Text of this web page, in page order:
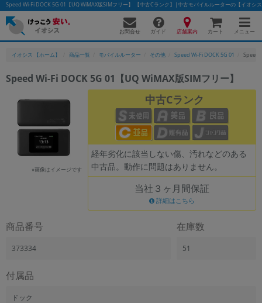
Speed Wi-Fi DOCK 5G 01【UQ WiMAX版SIMフリー】 【中古Cランク】|中古モバイルルーターの【イオシ
お問合せ ガイド 店舗案内 カート メニュー
イオシス 【ホーム】 商品一覧 モバイルルーター その他 Speed Wi-Fi DOCK 5G 01 Speed
Speed Wi-Fi DOCK 5G 01【UQ WiMAX版SIMフリー】
※画像はイメージです
中古Cランク
経年劣化に該当しない傷、汚れなどのある
中古品。動作に問題はありません。
当社３ヶ月間保証
詳細はこちら
商品番号
373334
在庫数
51
付属品
ドック
かんたんパソコン検索に切り替える
フリーワード
除外ワード
EliteBookMacBook
シリーズ
製造、販売メーカーの絞り込み